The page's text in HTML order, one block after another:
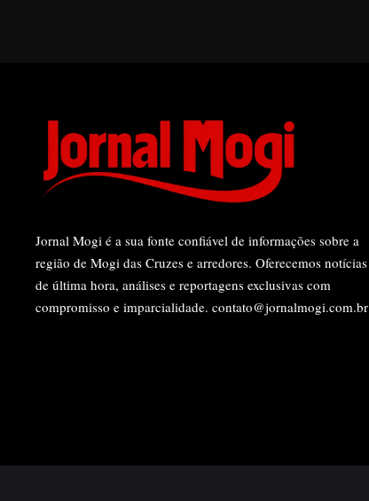
Jornal Mogi é a sua fonte confiável de informações sobre a
região de Mogi das Cruzes e arredores. Oferecemos notícias
de última hora, análises e reportagens exclusivas com
compromisso e imparcialidade. contato@jornalmogi.com.br